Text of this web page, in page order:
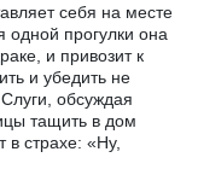
себя на месте
одной прогулки она
и привозит к
и убедить не
обсуждая
тащить в дом
в страхе: «Ну,